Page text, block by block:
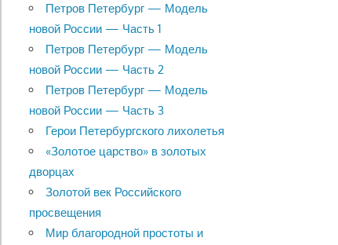
Петров Петербург — Модель
новой России — Часть 1
Петров Петербург — Модель
новой России — Часть 2
Петров Петербург — Модель
новой России — Часть 3
Герои Петербургского лихолетья
«Золотое царство» в золотых
дворцах
Золотой век Российского
просвещения
Мир благородной простоты и